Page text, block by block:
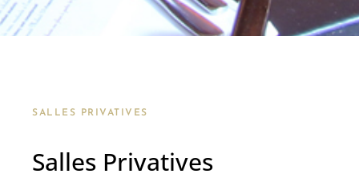
SALLES PRIVATIVES
Salles Privatives